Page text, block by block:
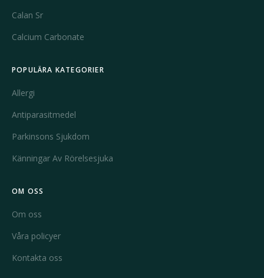
Calan Sr
Calcium Carbonate
POPULÄRA KATEGORIER
Allergi
Antiparasitmedel
Parkinsons Sjukdom
Känningar Av Rörelsesjuka
OM OSS
Om oss
Våra policyer
Kontakta oss